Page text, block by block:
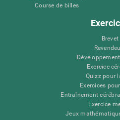
Course de billes
Brevet
Exercice
Quizz pour
Exercices
Entraînement
Exercice
Jeux